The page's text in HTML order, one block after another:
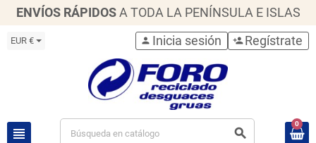
ENVÍOS RÁPIDOS A TODA LA PENÍNSULA E ISLAS
EUR €
view_headline search
person Inicia sesión person_add Regístrate
0